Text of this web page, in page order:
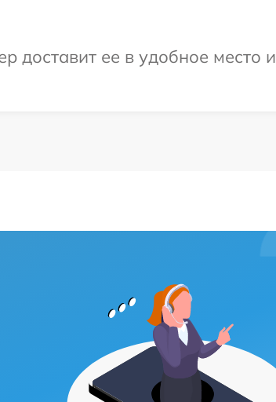
доставит ее в удобное место и